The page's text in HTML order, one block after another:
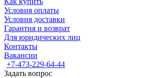
Условия оплаты
Условия доставки
Гарантия и возврат
Для юридических лиц
Контакты
Вакансии
+7-473-229-64-44
Задать вопрос